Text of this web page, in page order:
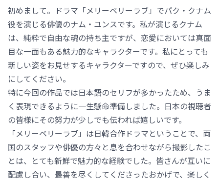
初めまして。ドラマ「メリーベリーラブ」でパク・クナム
役を演じる俳優のナム・ユンスです。私が演じるクナム
は、純粋で自由な魂の持ち主ですが、恋愛においては真面
目な一面もある魅力的なキャラクターです。私にとっても
新しい姿をお見せするキャラクターですので、ぜひ楽しみ
にしてください。
特に今回の作品では日本語のセリフが多かったため、うま
く表現できるように一生懸命準備しました。日本の視聴者
の皆様にその努力が少しでも伝われば嬉しいです。
「メリーベリーラブ」は日韓合作ドラマということで、両
国のスタッフや俳優の方々と息を合わせながら撮影したこ
とは、とても新鮮で魅力的な経験でした。皆さんが互いに
配慮し合い、最善を尽くしてくださったおかげで、楽しく